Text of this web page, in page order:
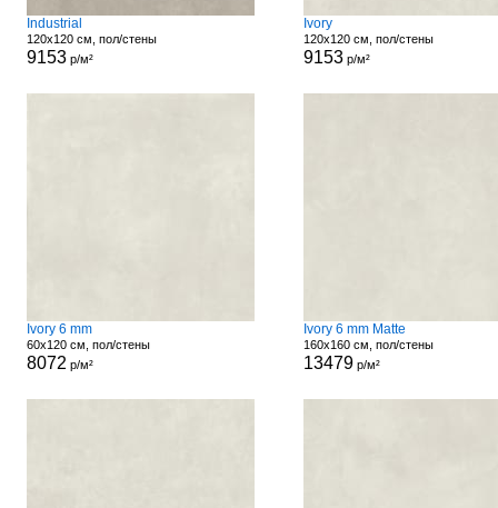
Industrial
120x120 см, пол/стены
9153р/м²
Ivory
120x120 см, пол/стены
9153р/м²
Ivory 6 mm
60x120 см, пол/стены
8072 р/м²
Ivory 6 mm Matte
160x160 см, пол/стены
13479р/м²